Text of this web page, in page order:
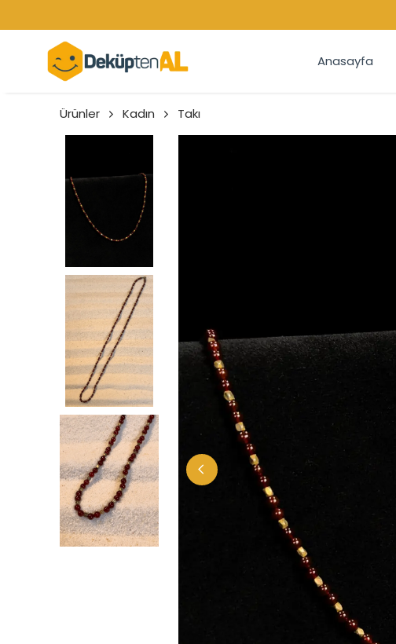
Anasayfa
Ürünler Kadın Takı